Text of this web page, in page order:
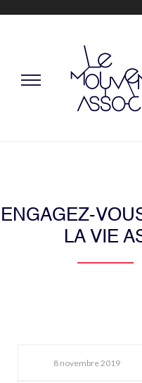
ENGAGEZ-
LA VIE
8 novembre 2019